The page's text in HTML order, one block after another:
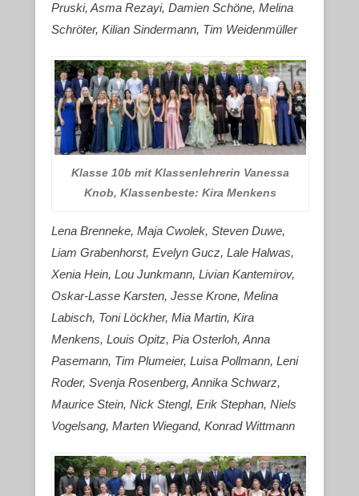
Pruski, Asma Rezayi, Damien Schöne, Melina
Schröter, Kilian Sindermann, Tim Weidenmüller
Klasse 10b mit Klassenlehrerin Vanessa
Knob, Klassenbeste: Kira Menkens
Lena Brenneke, Maja Cwolek, Steven Duwe,
Liam Grabenhorst, Evelyn Gucz, Lale Halwas,
Xenia Hein, Lou Junkmann, Livian Kantemirov,
Oskar-Lasse Karsten, Jesse Krone, Melina
Labisch, Toni Löckher, Mia Martin, Kira
Menkens, Louis Opitz, Pia Osterloh, Anna
Pasemann, Tim Plumeier, Luisa Pollmann, Leni
Roder, Svenja Rosenberg, Annika Schwarz,
Maurice Stein, Nick Stengl, Erik Stephan, Niels
Vogelsang, Marten Wiegand, Konrad Wittmann